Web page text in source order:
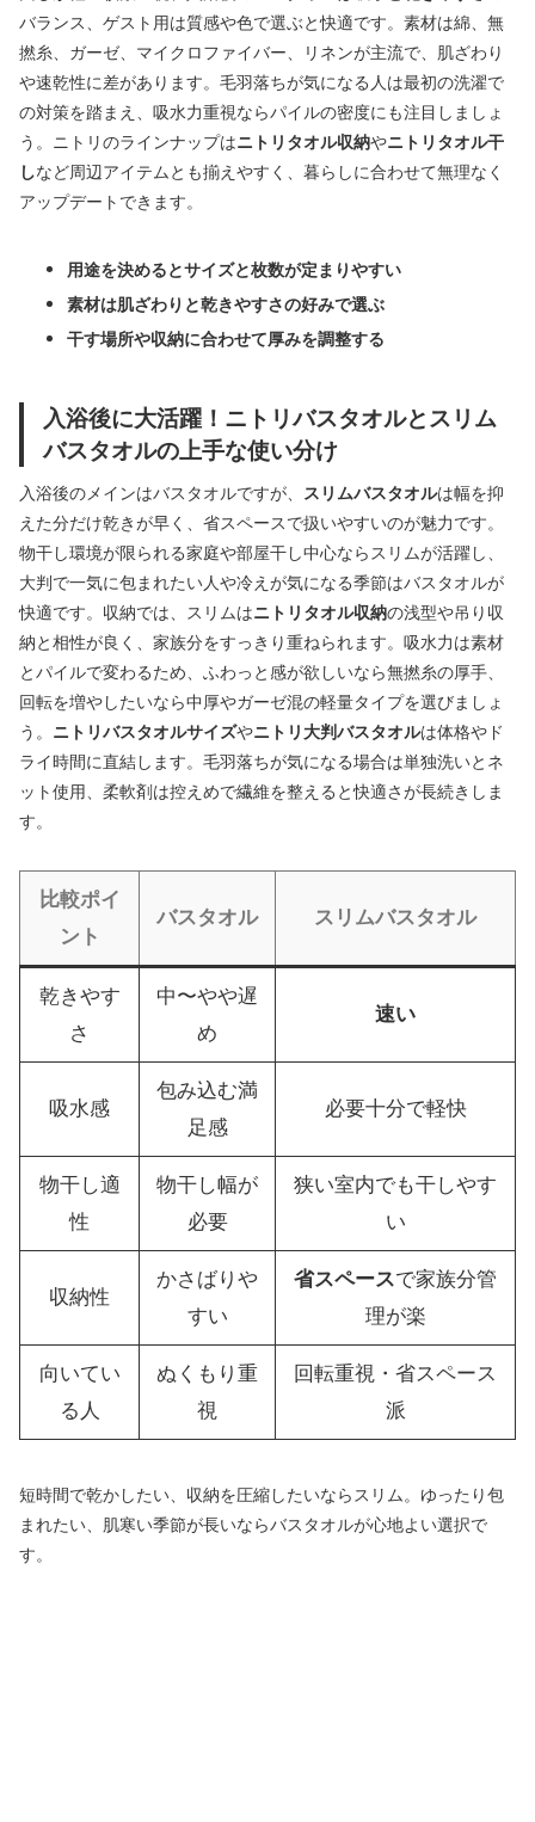
バランス、ゲスト用は質感や色で選ぶと快適です。素材は綿、無
撚糸、ガーゼ、マイクロファイバー、リネンが主流で、肌ざわり
や速乾性に差があります。毛羽落ちが気になる人は最初の洗濯で
の対策を踏まえ、吸水力重視ならパイルの密度にも注目しましょ
う。ニトリのラインナップはニトリタオル収納やニトリタオル干
しなど周辺アイテムとも揃えやすく、暮らしに合わせて無理なく
アップデートできます。
用途を決めるとサイズと枚数が定まりやすい
素材は肌ざわりと乾きやすさの好みで選ぶ
干す場所や収納に合わせて厚みを調整する
入浴後に大活躍！ニトリバスタオルとスリム
バスタオルの上手な使い分け
入浴後のメインはバスタオルですが、 スリムバスタオルは幅を抑
えた分だけ乾きが早く、省スペースで扱いやすいのが魅力です。
物干し環境が限られる家庭や部屋干し中心ならスリムが活躍し、
大判で一気に包まれたい人や冷えが気になる季節はバスタオルが
快適です。収納では、スリムはニトリタオル収納の浅型や吊り収
納と相性が良く、家族分をすっきり重ねられます。吸水力は素材
とパイルで変わるため、ふわっと感が欲しいなら無撚糸の厚手、
回転を増やしたいなら中厚やガーゼ混の軽量タイプを選びましょ
う。 ニトリバスタオルサイズやニトリ大判バスタオルは体格やド
ライ時間に直結します。毛羽落ちが気になる場合は単独洗いとネ
ット使用、柔軟剤は控えめで繊維を整えると快適さが長続きしま
す。
比較ポイ
ント
バスタオル スリムバスタオル
乾きやす
さ
中〜やや遅
め
速い
吸水感
包み込む満
足感
必要十分で軽快
物干し適
性
物干し幅が
必要
狭い室内でも干しやす
い
収納性
かさばりや
すい
省スペースで家族分管
理が楽
向いてい
る人
ぬくもり重
視
回転重視・省スペース
派
短時間で乾かしたい、収納を圧縮したいならスリム。ゆったり包
まれたい、肌寒い季節が長いならバスタオルが心地よい選択で
す。